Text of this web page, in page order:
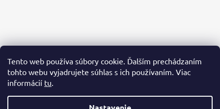
Tento web používa súbory cookie. Ďalším prechádzaním
tohto webu vyjadrujete súhlas s ich používaním. Viac
informácií tu.